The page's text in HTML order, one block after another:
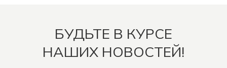
БУДЬТЕ В КУРСЕ
НАШИХ НОВОСТЕЙ!